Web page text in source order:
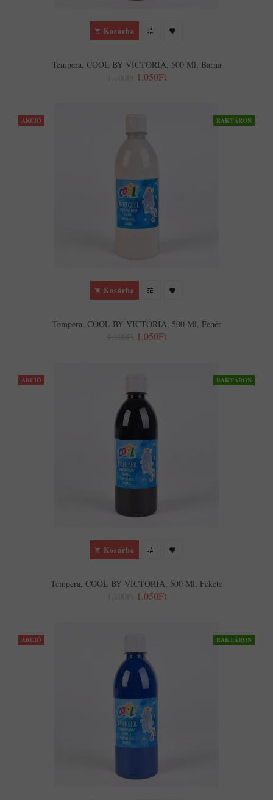
Kosárba
Tempera, COOL BY VICTORIA, 500 Ml, Barna
1,050Ft
AKCIÓ RAKTÁRON
Kosárba
Tempera, COOL BY VICTORIA, 500 Ml, Fehér
1,050Ft
AKCIÓ RAKTÁRON
Kosárba
Tempera, COOL BY VICTORIA, 500 Ml, Fekete
1,050Ft
AKCIÓ RAKTÁRON